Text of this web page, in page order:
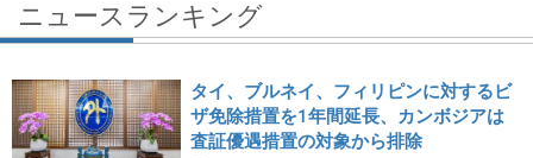
ニュースランキング
タイ、ブルネイ、フィリピンに対するビ
ザ免除措置を1年間延長、カンボジアは
査証優遇措置の対象から排除